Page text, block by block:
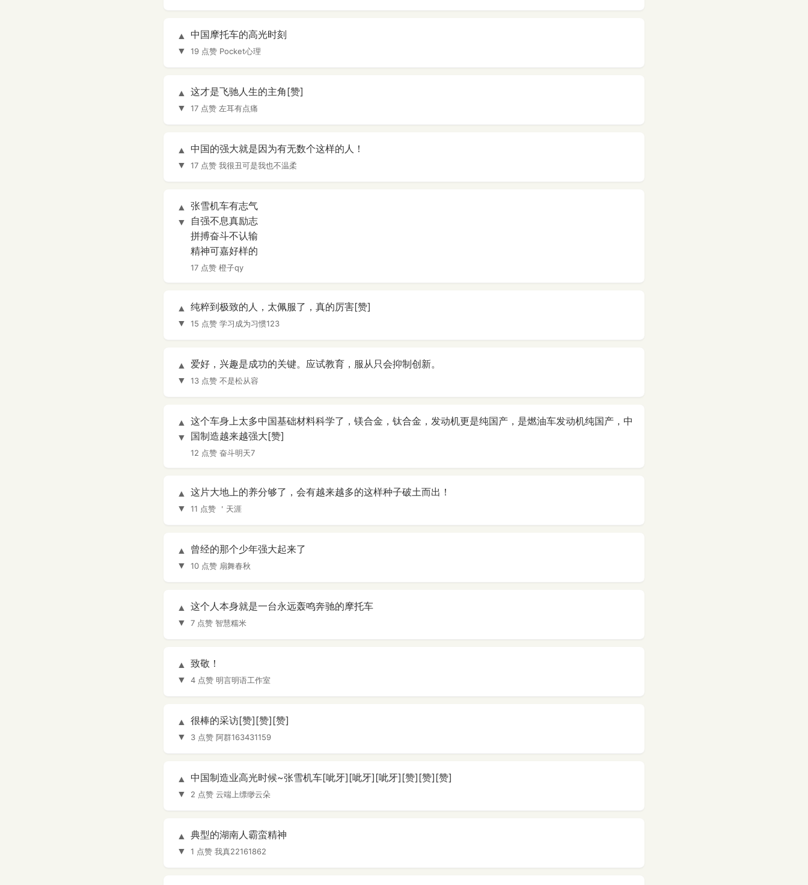
▲
▼
中国摩托车的高光时刻
19 点赞 Pocket心理
▲
▼
这才是飞驰人生的主角[赞]
17 点赞 左耳有点痛
▲
▼
中国的强大就是因为有无数个这样的人！
17 点赞 我很丑可是我也不温柔
▲
▼
张雪机车有志气
自强不息真励志
拼搏奋斗不认输
精神可嘉好样的
17 点赞 橙子qy
▲
▼
纯粹到极致的人，太佩服了，真的厉害[赞]
15 点赞 学习成为习惯123
▲
▼
爱好，兴趣是成功的关键。应试教育，服从只会抑制创新。
13 点赞 不是松从容
▲
▼
这个车身上太多中国基础材料科学了，镁合金，钛合金，发动机更是纯国产，是燃油车发动机纯国产，中
国制造越来越强大[赞]
12 点赞 奋斗明天7
▲
▼
这片大地上的养分够了，会有越来越多的这样种子破土而出！
11 点赞 ＇天涯
▲
▼
曾经的那个少年强大起来了
10 点赞 扇舞春秋
▲
▼
这个人本身就是一台永远轰鸣奔驰的摩托车
7 点赞 智慧糯米
▲
▼
致敬！
4 点赞 明言明语工作室
▲
▼
很棒的采访[赞][赞][赞]
3 点赞 阿群163431159
▲
▼
中国制造业高光时候~张雪机车[呲牙][呲牙][呲牙][赞][赞][赞]
2 点赞 云端上缥缈云朵
▲
▼
典型的湖南人霸蛮精神
1 点赞 我真22161862